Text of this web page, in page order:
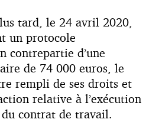
tard, le 24 avril 2020,
un protocole
contrepartie d’une
de 74 000 euros, le
rempli de ses droits et
relative à l’exécution
contrat de travail.